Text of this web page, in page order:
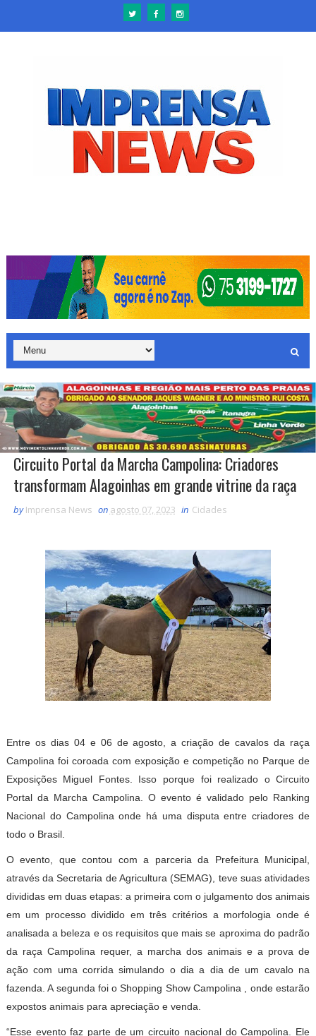
Circuito Portal da Marcha Campolina: Criadores
transformam Alagoinhas em grande vitrine da raça
by Imprensa News on agosto 07, 2023 in Cidades
Entre os dias 04 e 06 de agosto, a criação de cavalos da raça
Campolina foi coroada com exposição e competição no Parque de
Exposições Miguel Fontes. Isso porque foi realizado o Circuito
Portal da Marcha Campolina. O evento é validado pelo Ranking
Nacional do Campolina onde há uma disputa entre criadores de
todo o Brasil.
O evento, que contou com a parceria da Prefeitura Municipal,
através da Secretaria de Agricultura (SEMAG), teve suas atividades
divididas em duas etapas: a primeira com o julgamento dos animais
em um processo dividido em três critérios a morfologia onde é
analisada a beleza e os requisitos que mais se aproxima do padrão
da raça Campolina requer, a marcha dos animais e a prova de
ação com uma corrida simulando o dia a dia de um cavalo na
fazenda. A segunda foi o Shopping Show Campolina , onde estarão
expostos animais para apreciação e venda.
“Esse evento faz parte de um circuito nacional do Campolina. Ele